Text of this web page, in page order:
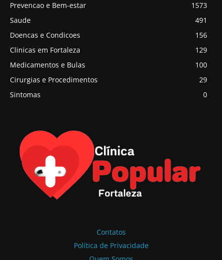
Prevencao e Bem-estar
1573
Saude
491
Doencas e Condicoes
156
Clinicas em Fortaleza
129
Medicamentos e Bulas
100
Cirurgias e Procedimentos
29
Sintomas
0
Contatos
Política de Privacidade